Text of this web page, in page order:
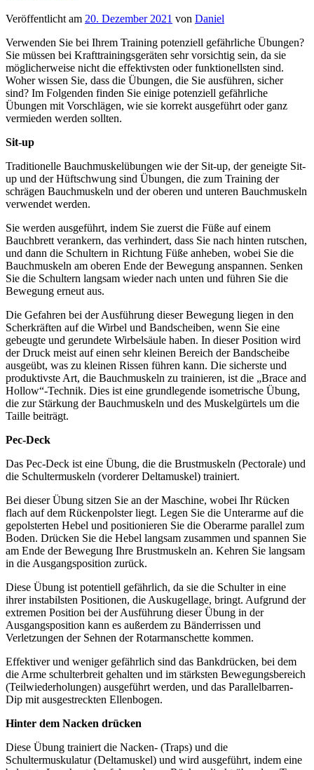
Veröffentlicht am 20. Dezember 2021 von Daniel
Verwenden Sie bei Ihrem Training potenziell gefährliche Übungen?
Sie müssen bei Krafttrainingsgeräten sehr vorsichtig sein, da sie
möglicherweise nicht die effektivsten oder funktionellsten sind.
Woher wissen Sie, dass die Übungen, die Sie ausführen, sicher
sind? Im Folgenden finden Sie einige potenziell gefährliche
Übungen mit Vorschlägen, wie sie korrekt ausgeführt oder ganz
vermieden werden sollten.
Sit-up
Traditionelle Bauchmuskelübungen wie der Sit-up, der geneigte Sit-
up und der Hüftschwung sind Übungen, die zum Training der
schrägen Bauchmuskeln und der oberen und unteren Bauchmuskeln
verwendet werden.
Sie werden ausgeführt, indem Sie zuerst die Füße auf einem
Bauchbrett verankern, das verhindert, dass Sie nach hinten rutschen,
und dann die Schultern in Richtung Füße anheben, wobei Sie die
Bauchmuskeln am oberen Ende der Bewegung anspannen. Senken
Sie die Schultern langsam wieder nach unten und führen Sie die
Bewegung erneut aus.
Die Gefahren bei der Ausführung dieser Bewegung liegen in den
Scherkräften auf die Wirbel und Bandscheiben, wenn Sie eine
gebeugte und gerundete Wirbelsäule haben. In dieser Position wird
der Druck meist auf einen sehr kleinen Bereich der Bandscheibe
ausgeübt, was zu kleinen Rissen führen kann. Die sicherste und
produktivste Art, die Bauchmuskeln zu trainieren, ist die „Brace and
Hollow“-Technik. Dies ist eine grundlegende isometrische Übung,
die zur Stärkung der Bauchmuskeln und des Muskelgürtels um die
Taille beiträgt.
Pec-Deck
Das Pec-Deck ist eine Übung, die die Brustmuskeln (Pectorale) und
die Schultermuskeln (vorderer Deltamuskel) trainiert.
Bei dieser Übung sitzen Sie an der Maschine, wobei Ihr Rücken
flach auf dem Rückenpolster liegt. Legen Sie die Unterarme auf die
gepolsterten Hebel und positionieren Sie die Oberarme parallel zum
Boden. Drücken Sie die Hebel langsam zusammen und spannen Sie
am Ende der Bewegung Ihre Brustmuskeln an. Kehren Sie langsam
in die Ausgangsposition zurück.
Diese Übung ist potentiell gefährlich, da sie die Schulter in eine
ihrer instabilsten Positionen, die Auskugellage, bringt. Aufgrund der
extremen Position bei der Ausführung dieser Übung in der
Ausgangsposition kann es außerdem zu Bänderrissen und
Verletzungen der Sehnen der Rotarmanschette kommen.
Effektiver und weniger gefährlich sind das Bankdrücken, bei dem
die Arme schulterbreit gehalten und im stärksten Bewegungsbereich
(Teilwiederholungen) ausgeführt werden, und das Parallelbarren-
Dip mit ausgestreckten Ellenbogen.
Hinter dem Nacken drücken
Diese Übung trainiert die Nacken- (Traps) und die
Schultermuskulatur (Deltamuskel) und wird ausgeführt, indem eine